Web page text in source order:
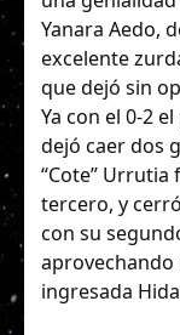
Yanara Aedo,
excelente
que dejó sin
Ya con el 0-2
dejó caer dos
“Cote” Urrutia
tercero, y
con su
ingresada